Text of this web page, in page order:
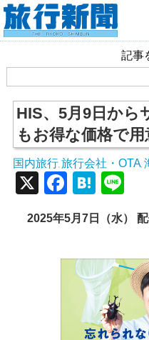
記事
HIS、5月9日か
もお得な価格で用
国内旅行 旅行会社・OTA,
X
2025年5月7日（水）